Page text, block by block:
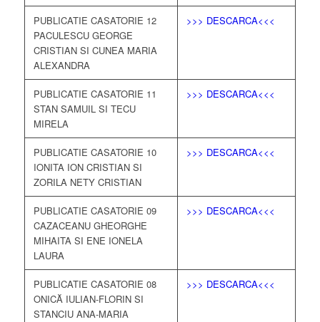
PUBLICATIE CASATORIE 12
PACULESCU GEORGE
CRISTIAN SI CUNEA MARIA
ALEXANDRA
>>> DESCARCA<<<
PUBLICATIE CASATORIE 11
STAN SAMUIL SI TECU
MIRELA
>>> DESCARCA<<<
PUBLICATIE CASATORIE 10
IONITA ION CRISTIAN SI
ZORILA NETY CRISTIAN
>>> DESCARCA<<<
PUBLICATIE CASATORIE 09
CAZACEANU GHEORGHE
MIHAITA SI ENE IONELA
LAURA
>>> DESCARCA<<<
PUBLICATIE CASATORIE 08
ONICĂ IULIAN-FLORIN SI
STANCIU ANA-MARIA
>>> DESCARCA<<<